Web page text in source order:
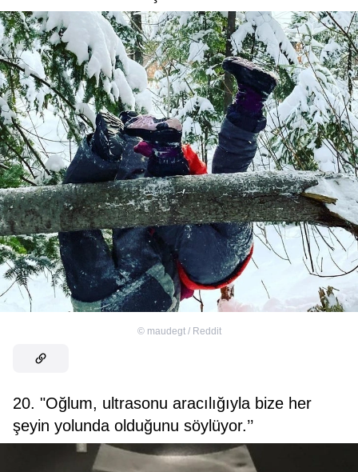
© maudegt / Reddit
20. "Oğlum, ultrasonu aracılığıyla bize her
şeyin yolunda olduğunu söylüyor.’’